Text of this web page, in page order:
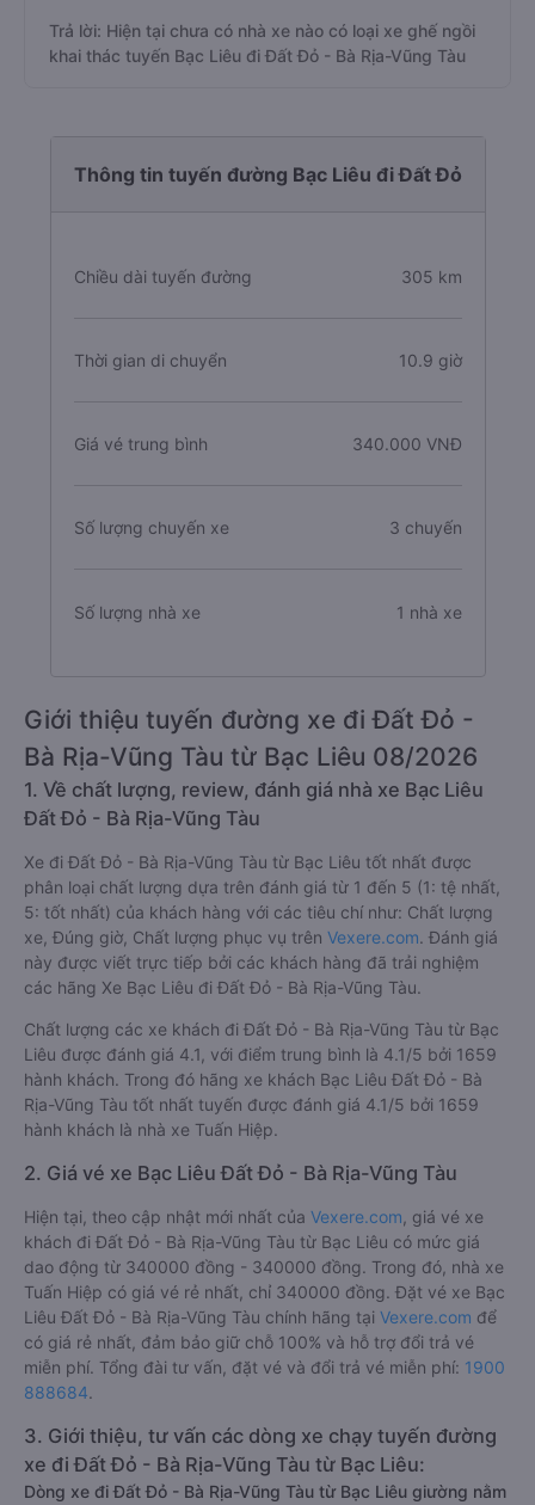
Trả lời: Hiện tại chưa có nhà xe nào có loại xe ghế ngồi
khai thác tuyến Bạc Liêu đi Đất Đỏ - Bà Rịa-Vũng Tàu
Thông tin tuyến đường Bạc Liêu đi Đất Đỏ
Chiều dài tuyến đường 305 km
Thời gian di chuyển 10.9 giờ
Giá vé trung bình 340.000 VNĐ
Số lượng chuyến xe 3 chuyến
Số lượng nhà xe 1 nhà xe
Giới thiệu tuyến đường xe đi Đất Đỏ -
Bà Rịa-Vũng Tàu từ Bạc Liêu 08/2026
1. Về chất lượng, review, đánh giá nhà xe Bạc Liêu
Đất Đỏ - Bà Rịa-Vũng Tàu
Xe đi Đất Đỏ - Bà Rịa-Vũng Tàu từ Bạc Liêu tốt nhất được
phân loại chất lượng dựa trên đánh giá từ 1 đến 5 (1: tệ nhất,
5: tốt nhất) của khách hàng với các tiêu chí như: Chất lượng
xe, Đúng giờ, Chất lượng phục vụ trên Vexere.com. Đánh giá
này được viết trực tiếp bởi các khách hàng đã trải nghiệm
các hãng Xe Bạc Liêu đi Đất Đỏ - Bà Rịa-Vũng Tàu.
Chất lượng các xe khách đi Đất Đỏ - Bà Rịa-Vũng Tàu từ Bạc
Liêu được đánh giá 4.1, với điểm trung bình là 4.1/5 bởi 1659
hành khách. Trong đó hãng xe khách Bạc Liêu Đất Đỏ - Bà
Rịa-Vũng Tàu tốt nhất tuyến được đánh giá 4.1/5 bởi 1659
hành khách là nhà xe Tuấn Hiệp.
2. Giá vé xe Bạc Liêu Đất Đỏ - Bà Rịa-Vũng Tàu
Hiện tại, theo cập nhật mới nhất của Vexere.com , giá vé xe
khách đi Đất Đỏ - Bà Rịa-Vũng Tàu từ Bạc Liêu có mức giá
dao động từ 340000 đồng - 340000 đồng. Trong đó, nhà xe
Tuấn Hiệp có giá vé rẻ nhất, chỉ 340000 đồng. Đặt vé xe Bạc
Liêu Đất Đỏ - Bà Rịa-Vũng Tàu chính hãng tại Vexere.com để
có giá rẻ nhất, đảm bảo giữ chỗ 100% và hỗ trợ đổi trả vé
miễn phí. Tổng đài tư vấn, đặt vé và đổi trả vé miễn phí: 1900
888684.
3. Giới thiệu, tư vấn các dòng xe chạy tuyến đường
xe đi Đất Đỏ - Bà Rịa-Vũng Tàu từ Bạc Liêu:
Dòng xe đi Đất Đỏ - Bà Rịa-Vũng Tàu từ Bạc Liêu giường nằm